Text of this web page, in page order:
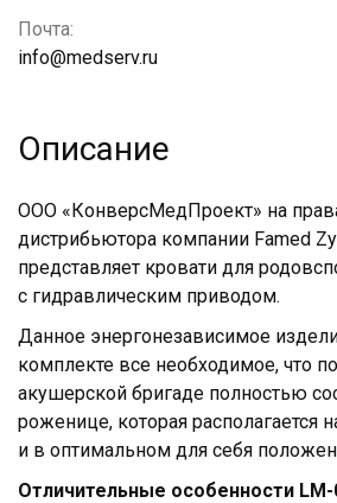
Почта:
info@medserv.ru
Описание
ООО «КонверсМедПроект» на
дистрибьютора компании Famed
представляет кровати для
с гидравлическим приводом.
Данное энергонезависимое
комплекте все необходимое, что
акушерской бригаде полностью
роженице, которая располагается
и в оптимальном для себя
Отличительные особенности LM-